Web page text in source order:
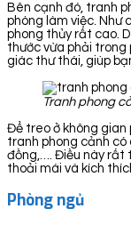
Bên cạnh đó, tranh
phòng làm việc. Như
phong thủy rất cao.
thước vừa phải trong
giác thư thái, giúp
Tranh phong
Để treo ở không gian
tranh phong cảnh có
đồng,…. Điều này rất
thoải mái và kích
Phòng ngủ